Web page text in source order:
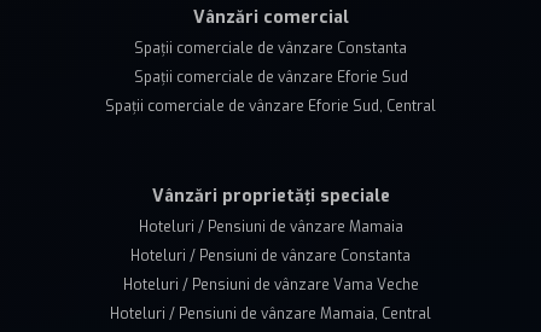
Vânzări comercial
Spații comerciale de vânzare Constanta
Spații comerciale de vânzare Eforie Sud
Spații comerciale de vânzare Eforie Sud, Central
Vânzări proprietăți speciale
Hoteluri / Pensiuni de vânzare Mamaia
Hoteluri / Pensiuni de vânzare Constanta
Hoteluri / Pensiuni de vânzare Vama Veche
Hoteluri / Pensiuni de vânzare Mamaia, Central